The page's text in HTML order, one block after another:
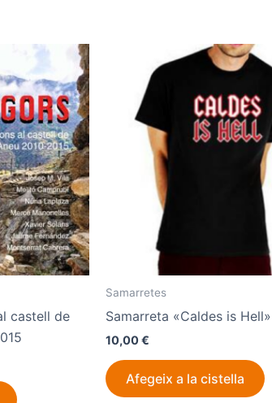
castell de
Samarretes
Samarreta «Caldes is Hell»
10,00€
Afegeix a la cistella